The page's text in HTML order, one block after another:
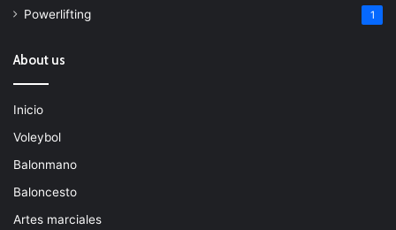
Powerlifting 1
About us
Inicio
Voleybol
Balonmano
Baloncesto
Artes marciales